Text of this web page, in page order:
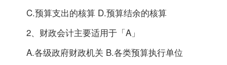
C.预算支出的核算 D.预算结余的核算
2、财政会计主要适用于「A」
A.各级政府财政机关 B.各类预算执行单位